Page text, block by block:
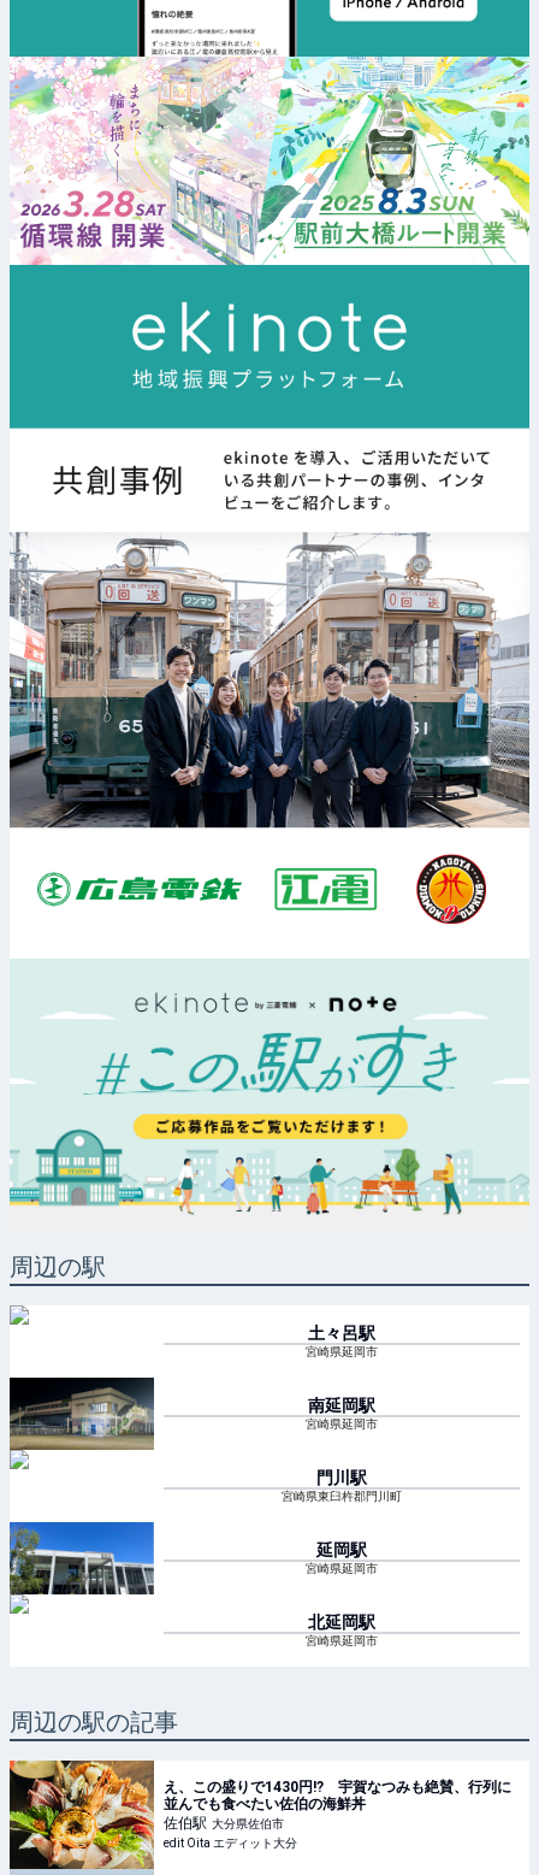
周辺の駅
土々呂駅
宮崎県延岡市
南延岡駅
宮崎県延岡市
門川 駅
宮崎県東臼杵郡門川町
延岡駅
宮崎県延岡市
北延岡駅
宮崎県延岡市
周辺の駅の記事
え、この盛りで1430円!? 宇賀なつみも絶賛、行列に
並んでも食べたい佐伯の海鮮丼
佐伯駅 大分県佐伯市
edit Oita エディット大分